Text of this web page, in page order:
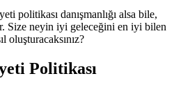
politikası danışmanlığı alsa bile,
Size neyin iyi geleceğini en iyi bilen
oluşturacaksınız?
Politikası